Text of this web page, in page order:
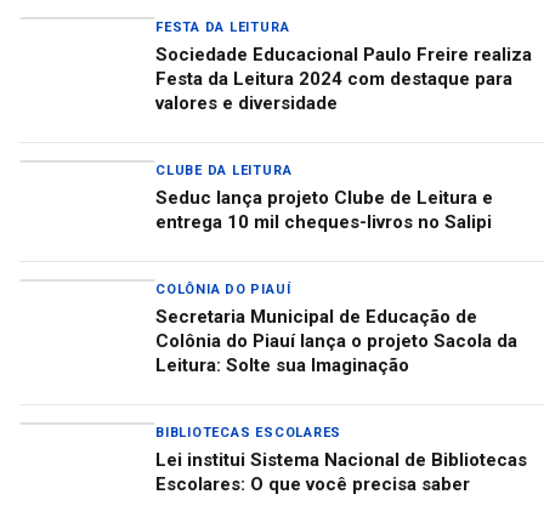
FESTA DA LEITURA
Sociedade Educacional Paulo Freire realiza
Festa da Leitura 2024 com destaque para
valores e diversidade
CLUBE DA LEITURA
Seduc lança projeto Clube de Leitura e
entrega 10 mil cheques-livros no Salipi
COLÔNIA DO PIAUÍ
Secretaria Municipal de Educação de
Colônia do Piauí lança o projeto Sacola da
Leitura: Solte sua Imaginação
BIBLIOTECAS ESCOLARES
Lei institui Sistema Nacional de Bibliotecas
Escolares: O que você precisa saber